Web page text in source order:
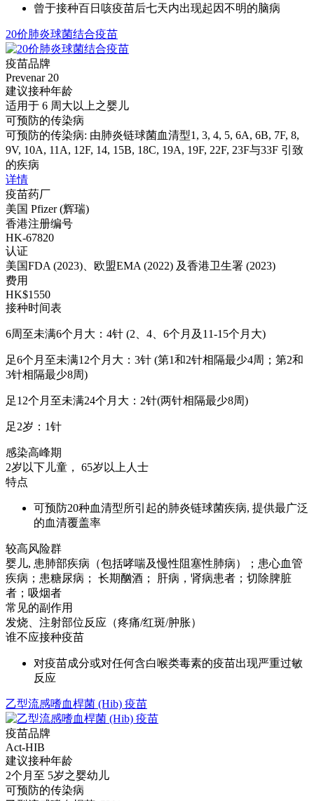
曾于接种百日咳疫苗后七天内出现起因不明的脑病
20价肺炎球菌结合疫苗
疫苗品牌
Prevenar 20
建议接种年龄
适用于 6 周大以上之婴儿
可预防的传染病
可预防的传染病: 由肺炎链球菌血清型1, 3, 4, 5, 6A, 6B, 7F, 8,
9V, 10A, 11A, 12F, 14, 15B, 18C, 19A, 19F, 22F, 23F与33F 引致
的疾病
详情
疫苗药厂
美国 Pfizer (辉瑞)
香港注册编号
HK-67820
认证
美国FDA (2023)、欧盟EMA (2022) 及香港卫生署 (2023)
费用
HK$1550
接种时间表
6周至未满6个月大：4针 (2、4、6个月及11-15个月大)
足6个月至未满12个月大：3针 (第1和2针相隔最少4周；第2和
3针相隔最少8周)
足12个月至未满24个月大：2针(两针相隔最少8周)
足2岁：1针
感染高峰期
2岁以下儿童， 65岁以上人士
特点
可预防20种血清型所引起的肺炎链球菌疾病, 提供最广泛
的血清覆盖率
较高风险群
婴儿, 患肺部疾病（包括哮喘及慢性阻塞性肺病）；患心血管
疾病；患糖尿病； 长期酗酒； 肝病，肾病患者；切除脾脏
者；吸烟者
常见的副作用
发烧、注射部位反应（疼痛/红斑/肿胀）
谁不应接种疫苗
对疫苗成分或对任何含白喉类毒素的疫苗出现严重过敏
反应
乙型流感嗜血桿菌 (Hib) 疫苗
疫苗品牌
Act-HIB
建议接种年龄
2个月至 5岁之婴幼儿
可预防的传染病